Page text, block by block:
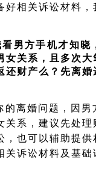
好相关诉讼材料，
男方手机才知晓
女关系，且多次大
还财产么？先离婚
的离婚问题，因男
关系 ，建议先处理
，也可以辅助提供
关诉讼材料及基